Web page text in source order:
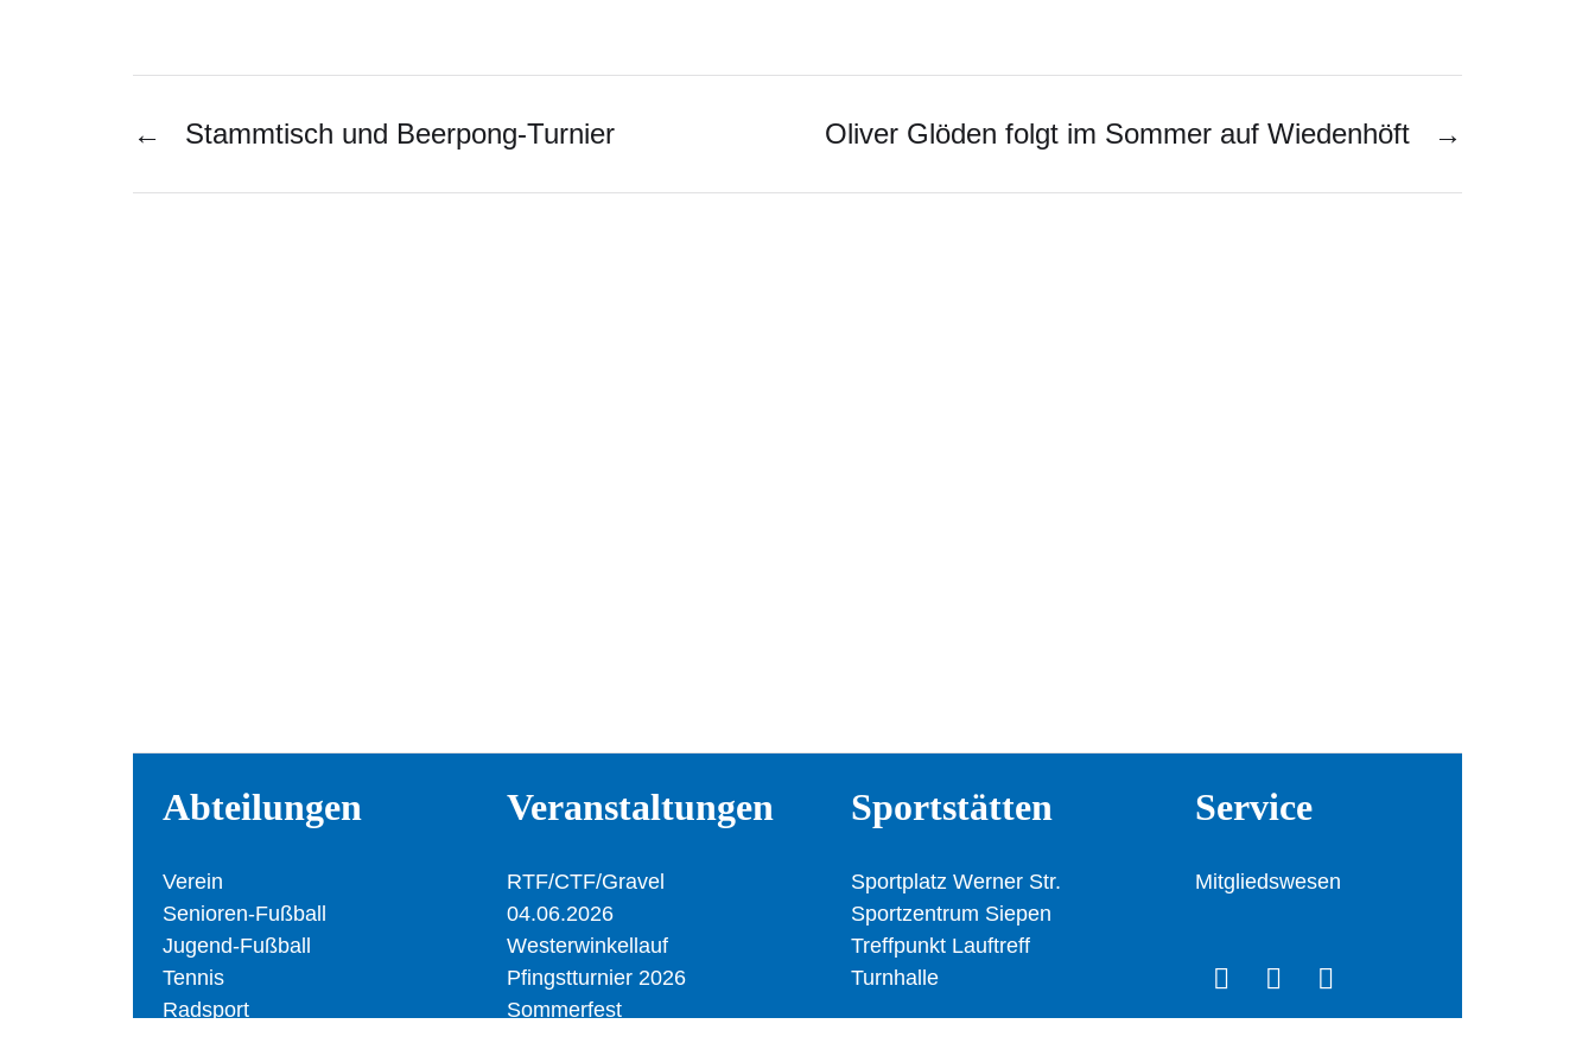
← Stammtisch und Beerpong-Turnier →
Oliver Glöden folgt im Sommer auf Wiedenhöft
Abteilungen
Verein
Senioren-Fußball
Jugend-Fußball
Tennis
Radsport
Veranstaltungen
RTF/CTF/Gravel
04.06.2026
Westerwinkellauf
Pfingstturnier 2026
Sommerfest
Sportstätten
Sportplatz Werner Str.
Sportzentrum Siepen
Treffpunkt Lauftreff
Turnhalle
Service
Mitgliedswesen